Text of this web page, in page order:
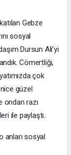
Gebze
sosyal
Dursun Ali’yi
Cömertliği,
çok
güzel
ondan razı
ile paylaştı..
anları sosyal